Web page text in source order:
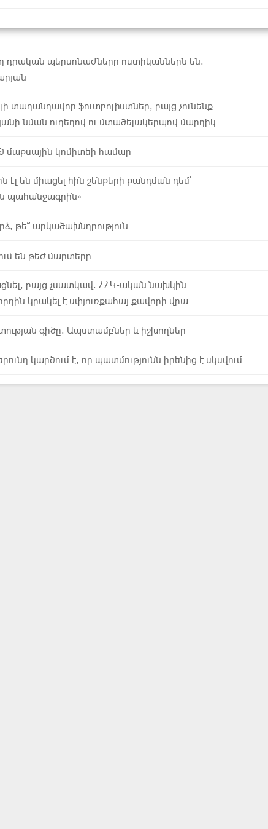
դրական պերսոնաժները ոստիկաններն են.
տաղանդավոր ֆուտբոլիստներ, բայց չունենք
նման ուղեղով ու մտածելակերպով մարդիկ
մաքսային կոմիտեի համար
են միացել հին շենքերի քանդման դեմ՝
պահանջագրին»
թե՞ արկածախնդրություն
են թեժ մարտերը
բայց չսատկավ. ՀՀԿ-ական նախկին
կրակել է սփյուռքահայ քավորի վրա
գիծը. Ապստամբներ և իշխողներ
կարծում է, որ պատմությունն իրենից է սկսվում